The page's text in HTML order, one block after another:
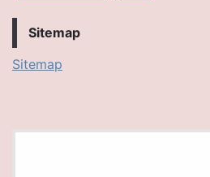
Sitemap
Sitemap